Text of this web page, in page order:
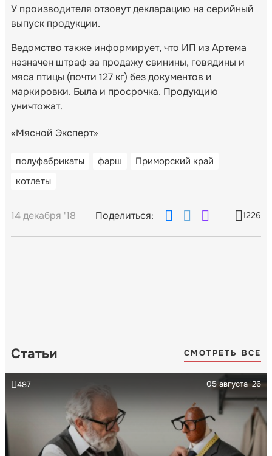
У производителя отзовут декларацию на серийный
выпуск продукции.
Ведомство также информирует, что ИП из Артема
назначен штраф за продажу свинины, говядины и
мяса птицы (почти 127 кг) без документов и
маркировки. Была и просрочка. Продукцию
уничтожат.
«Мясной Эксперт»
полуфабрикаты фарш
Приморский край
котлеты
14 декабря '18 Поделиться: 1226
Статьи СМОТРЕТЬ ВСЕ
05 августа '26
487